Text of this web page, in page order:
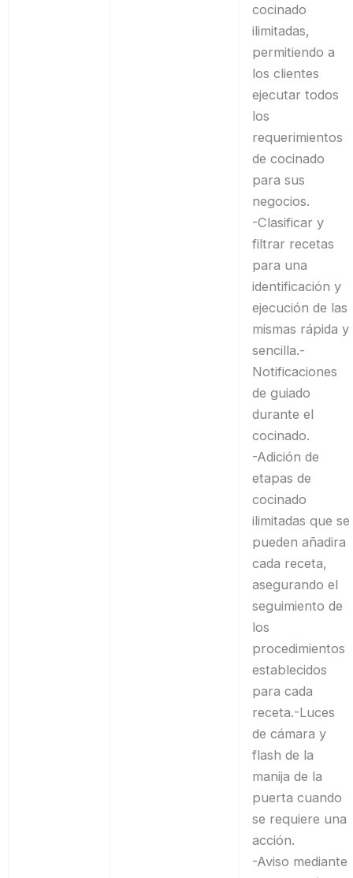
cocinado
ilimitadas,
permitiendo a
los clientes
ejecutar todos
los
requerimientos
de cocinado
para sus
negocios.
-Clasificar y
filtrar recetas
para una
identificación y
ejecución de las
mismas rápida y
sencilla.-
Notificaciones
de guiado
durante el
cocinado.
-Adición de
etapas de
cocinado
ilimitadas que se
pueden añadira
cada receta,
asegurando el
seguimiento de
los
procedimientos
establecidos
para cada
receta.-Luces
de cámara y
flash de la
manija de la
puerta cuando
se requiere una
acción.
-Aviso mediante